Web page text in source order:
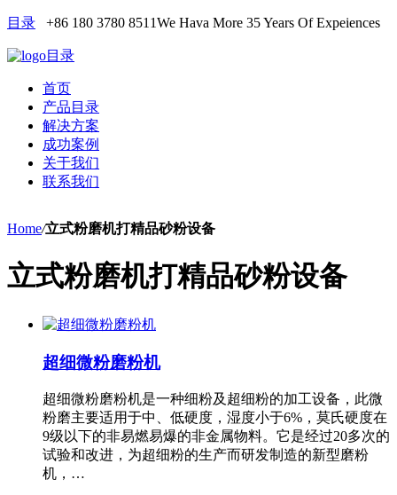
目录 +86 180 3780 8511We Hava More 35 Years Of Expeiences
目录
首页
产品目录
解决方案
成功案例
关于我们
联系我们
Home/立式粉磨机打精品砂粉设备
立式粉磨机打精品砂粉设备
超细微粉磨粉机
超细微粉磨粉机是一种细粉及超细粉的加工设备，此微
粉磨主要适用于中、低硬度，湿度小于6%，莫氏硬度在
9级以下的非易燃易爆的非金属物料。它是经过20多次的
试验和改进，为超细粉的生产而研发制造的新型磨粉
机，…